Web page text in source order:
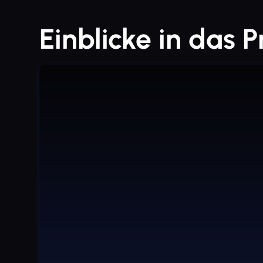
Einblicke in das